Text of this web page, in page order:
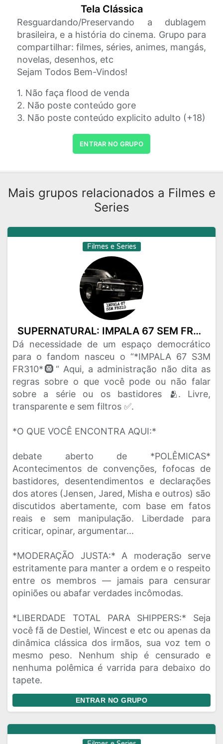
Tela Clássica
Resguardando/Preservando a dublagem
brasileira, e a história do cinema. Grupo para
compartilhar: filmes, séries, animes, mangás,
novelas, desenhos, etc
Sejam Todos Bem-Vindos!
1. Não faça flood de venda
2. Não poste conteúdo gore
3. Não poste conteúdo explicito adulto (+18)
ENTRAR NO GRUPO
Mais grupos relacionados a Filmes e
Series
Filmes e Series
SUPERNATURAL: IMPALA 67 SEM FREIO 🛞
Dá necessidade de um espaço democrático
para o fandom nasceu o “*IMPALA 67 S3M
FR310*🛞“ Aqui, a administração não dita as
regras sobre o que você pode ou não falar
sobre a série ou os bastidores 🫂. Livre,
transparente e sem filtros ✅.
*O QUE VOCÊ ENCONTRA AQUI:*
debate aberto de *POLÊMICAS*
Acontecimentos de convenções, fofocas de
bastidores, desentendimentos e declarações
dos atores (Jensen, Jared, Misha e outros) são
discutidos abertamente, com base em fatos
reais e sem manipulação. Liberdade para
criticar, opinar, argumentar...
*MODERAÇÃO JUSTA:* A moderação serve
estritamente para manter a ordem e o respeito
entre os membros — jamais para censurar
opiniões ou abafar verdades incômodas.
*LIBERDADE TOTAL PARA SHIPPERS:* Seja
você fã de Destiel, Wincest e etc ou apenas da
dinâmica clássica dos irmãos, sua voz tem o
mesmo peso. Nenhum ship é censurado e
nenhuma polêmica é varrida para debaixo do
tapete.
ENTRAR NO GRUPO